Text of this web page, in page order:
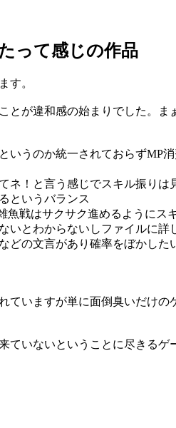
って感じの作品
す。
とが違和感の始まりでした。
いうのか統一されておらずMP
ネ！と言う感じでスキル振りは
というバランス
魚戦はサクサク進めるようにス
いとわからないしファイルに
どの文言があり確率をぼかし
ていますが単に面倒臭いだけ
ていないということに尽きるゲ